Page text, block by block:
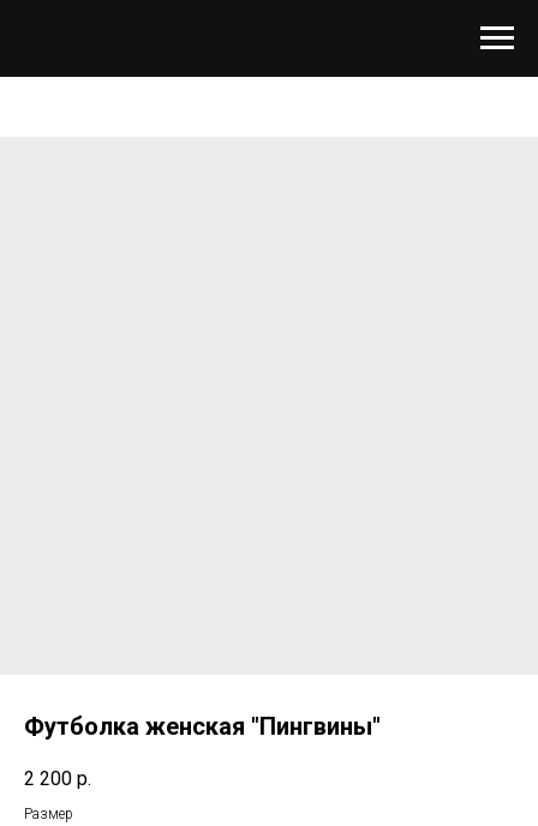
Футболка женская "Пингвины"
2 200 р.
Размер